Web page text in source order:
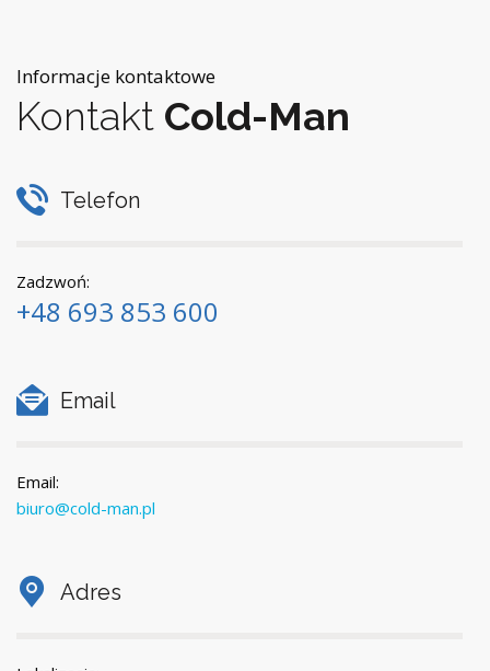
Informacje kontaktowe
Kontakt Cold-Man
Telefon
Zadzwoń:
+48 693 853 600
Email
Email:
biuro@cold-man.pl
Adres